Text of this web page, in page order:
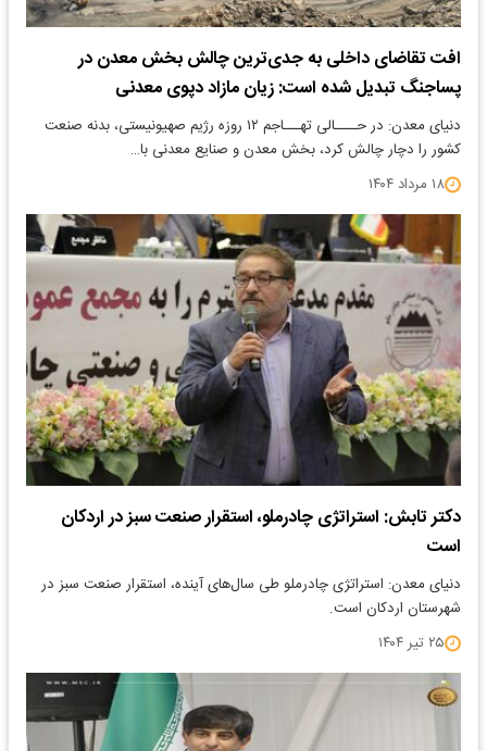
افت تقاضای داخلی به جدی‌ترین چالش بخش معدن در
پساجنگ تبدیل شده است: زیان مازاد دپوی معدنی
​دنیای معدن: در حــــالی‌ تهـــاجم ۱۲ روزه رژیم صهیونیستی، بدنه صنعت
کشور را دچار چالش کرد، بخش معدن و صنایع معدنی با…
۱۸ مرداد ۱۴۰۴
دکتر تابش: استراتژی چادرملو، استقرار صنعت سبز در‌ اردکان
است
دنیای معدن: استراتژی چادرملو طی سال‌های آینده، استقرار صنعت سبز در
شهرستان‌ اردکان است.
۲۵ تیر ۱۴۰۴